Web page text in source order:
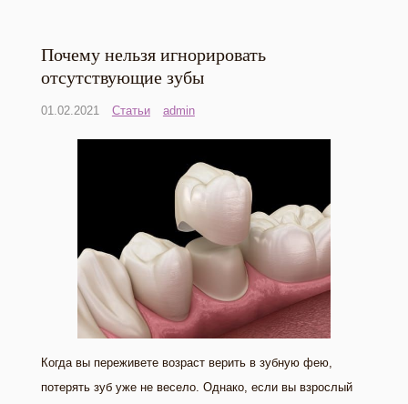
Почему нельзя игнорировать
отсутствующие зубы
01.02.2021 Статьи admin
Когда вы переживете возраст верить в зубную фею,
потерять зуб уже не весело. Однако, если вы взрослый